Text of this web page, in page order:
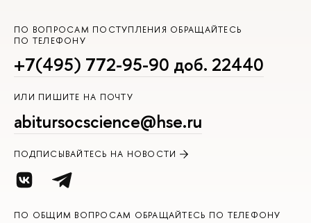
ПО ВОПРОСАМ ПОСТУПЛЕНИЯ ОБРАЩАЙТЕСЬ
ПО ТЕЛЕФОНУ
+7(495) 772-95-90 доб. 22440
ИЛИ ПИШИТЕ НА ПОЧТУ
abitursocscience@hse.ru
ПОДПИСЫВАЙТЕСЬ НА НОВОСТИ
ПО ОБЩИМ ВОПРОСАМ ОБРАЩАЙТЕСЬ ПО ТЕЛЕФОНУ